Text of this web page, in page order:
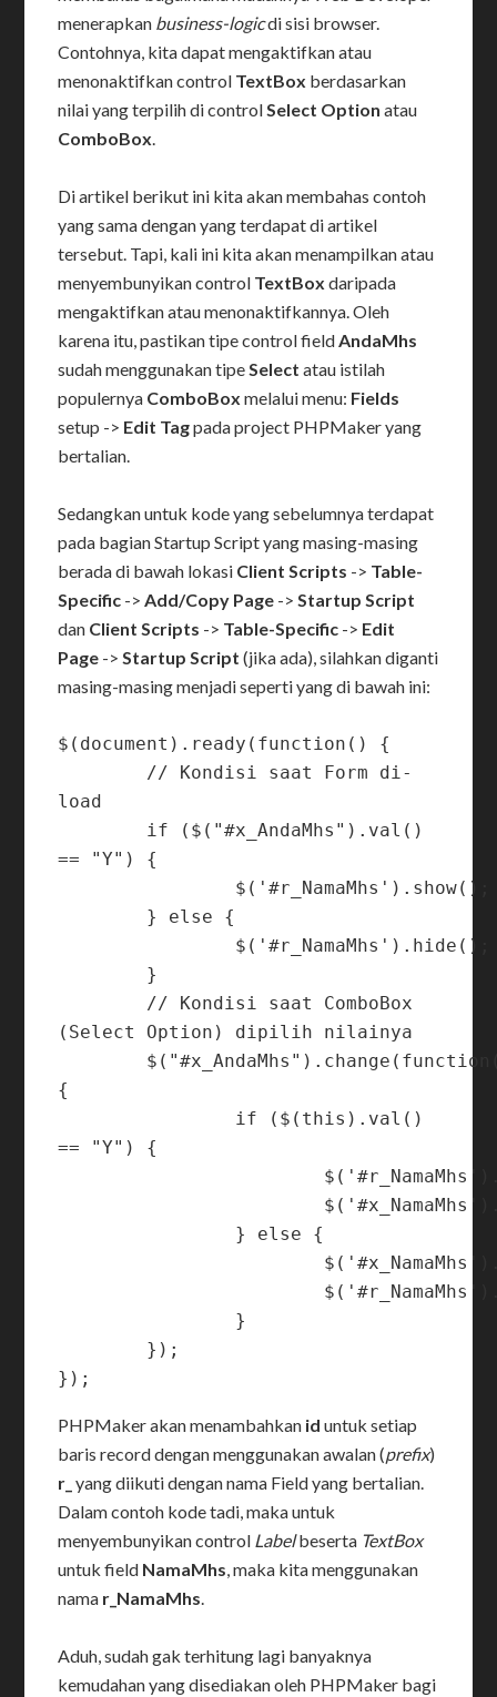
menerapkan business-logicdi sisi browser.
Contohnya, kita dapat mengaktifkan atau
menonaktifkan control TextBox berdasarkan
nilai yang terpilih di controlSelect Option atau
ComboBox.
Di artikel berikut ini kita akan membahas contoh
yang sama dengan yang terdapat di artikel
tersebut. Tapi, kali ini kita akan menampilkan atau
menyembunyikan control TextBox daripada
mengaktifkan atau menonaktifkannya. Oleh
karena itu, pastikan tipe control fieldAndaMhs
sudah menggunakan tipeSelect atau istilah
populernya ComboBox melalui menu: Fields
setup -> Edit Tagpada project PHPMaker yang
bertalian.
Sedangkan untuk kode yang sebelumnya terdapat
pada bagian Startup Script yang masing-masing
berada di bawah lokasi Client Scripts -> Table-
Specific ->Add/Copy Page ->Startup Script
dan Client Scripts -> Table-Specific -> Edit
Page ->Startup Script (jika ada), silahkan diganti
masing-masing menjadi seperti yang di bawah ini:
$(document).ready(function() {
load
== "Y") {
(Select Option) dipilih nilainya
{
== "Y") {
PHPMaker akan menambahkan id untuk setiap
baris record dengan menggunakan awalan (prefix)
r_ yang diikuti dengan nama Field yang bertalian.
Dalam contoh kode tadi, maka untuk
menyembunyikan control Labelbeserta TextBox
untuk field NamaMhs, maka kita menggunakan
nama r_NamaMhs.
Aduh, sudah gak terhitung lagi banyaknya
kemudahan yang disediakan oleh PHPMaker bagi